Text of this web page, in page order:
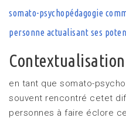
somato-psychopédagogie
personne actualisant ses
Contextualisation
en tant que somato-
souvent rencontré cetet
personnes à faire éclore